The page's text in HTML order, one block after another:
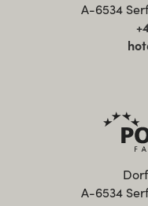
A-6534
A-6534